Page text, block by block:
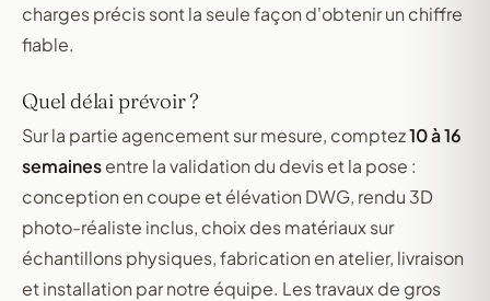
charges précis sont la seule façon d'obtenir un chiffre
fiable.
Quel délai prévoir ?
Sur la partie agencement sur mesure, comptez10 à 16
semainesentre la validation du devis et la pose :
conception en coupe et élévation DWG, rendu 3D
photo-réaliste inclus, choix des matériaux sur
échantillons physiques, fabrication en atelier, livraison
et installation par notre équipe. Les travaux de gros